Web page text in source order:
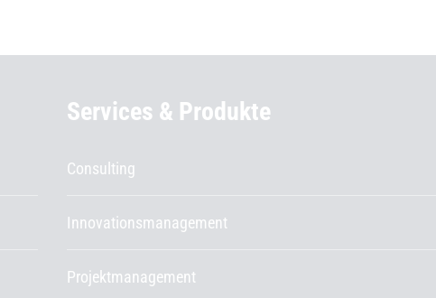
Services & Produkte
Consulting
Innovationsmanagement
Projektmanagement